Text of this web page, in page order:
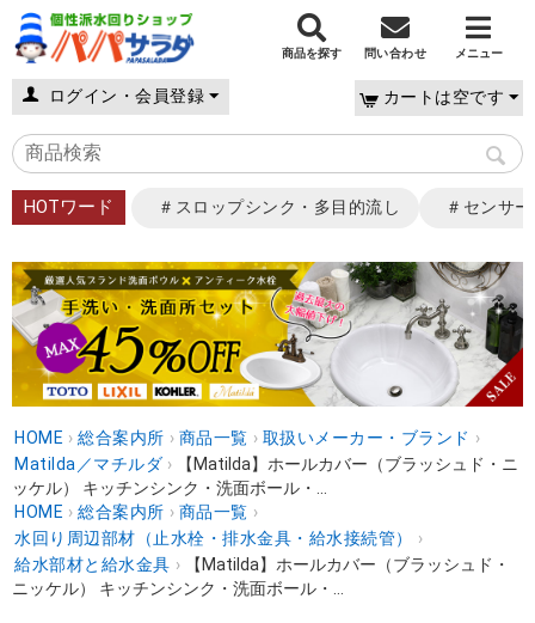
商品を探す 問い合わせ メニュー
ログイン・会員登録 カートは空です
HOTワード ＃スロップシンク・多目的流し ＃センサ
HOME › 総合案内所 › 商品一覧 › 取扱いメーカー・ブランド ›
Matilda／マチルダ ›
【Matilda】ホールカバー（ブラッシュド・ニ
ッケル） キッチンシンク・洗面ボール・...
HOME › 総合案内所 › 商品一覧 ›
水回り周辺部材（止水栓・排水金具・給水接続管）
›
給水部材と給水金具 ›
【Matilda】ホールカバー（ブラッシュド・
ニッケル） キッチンシンク・洗面ボール・...